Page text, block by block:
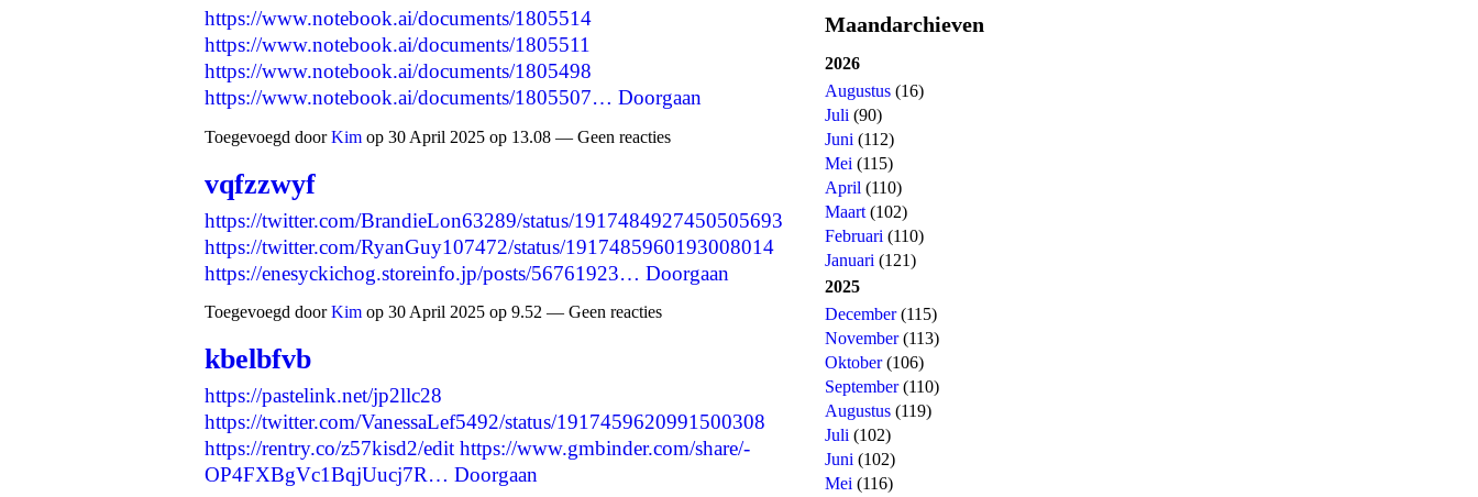
https://www.notebook.ai/documents/1805514
https://www.notebook.ai/documents/1805511
https://www.notebook.ai/documents/1805498
https://www.notebook.ai/documents/1805507… Doorgaan
Toegevoegd doorKim op 30 April 2025 op 13.08 — Geen reacties
vqfzzwyf
https://twitter.com/BrandieLon63289/status/1917484927450505693
https://twitter.com/RyanGuy107472/status/1917485960193008014
https://enesyckichog.storeinfo.jp/posts/56761923… Doorgaan
Toegevoegd doorKim op 30 April 2025 op 9.52 — Geen reacties
kbelbfvb
https://pastelink.net/jp2llc28
https://twitter.com/VanessaLef5492/status/1917459620991500308
https://rentry.co/z57kisd2/edit https://www.gmbinder.com/share/-
OP4FXBgVc1BqjUucj7R… Doorgaan
Maandarchieven
2026
Augustus (16)
Juli (90)
Juni (112)
Mei (115)
April (110)
Maart (102)
Februari (110)
Januari (121)
2025
December(115)
November(113)
Oktober(106)
September(110)
Augustus (119)
Juli (102)
Juni (102)
Mei (116)